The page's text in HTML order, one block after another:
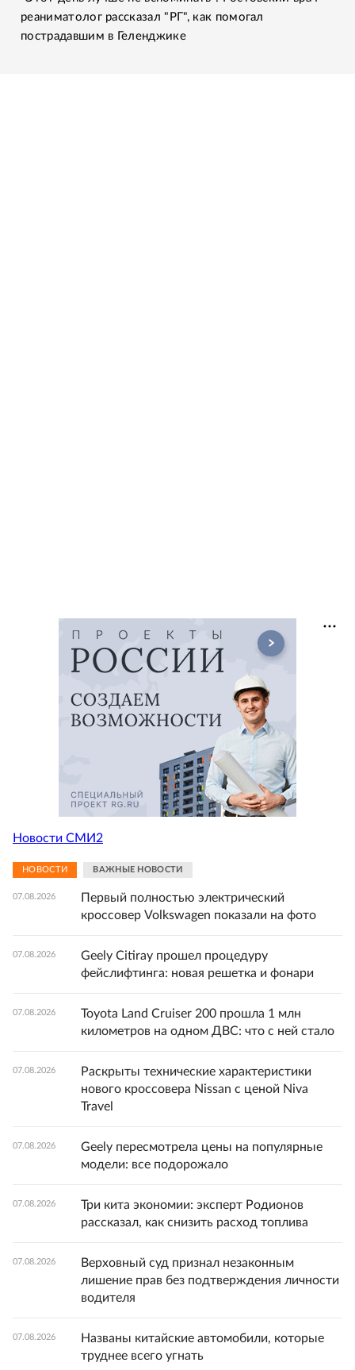
реаниматолог рассказал "РГ", как помогал
пострадавшим в Геленджике
Новости СМИ2
НОВОСТИ ВАЖНЫЕ НОВОСТИ
07.08.2026
Первый полностью электрический
кроссовер Volkswagen показали на фото
07.08.2026
Geely Citiray прошел процедуру
фейслифтинга: новая решетка и фонари
07.08.2026
Toyota Land Cruiser 200 прошла 1 млн
километров на одном ДВС: что с ней стало
07.08.2026
Раскрыты технические характеристики
нового кроссовера Nissan с ценой Niva
Travel
07.08.2026
Geely пересмотрела цены на популярные
модели: все подорожало
07.08.2026
Три кита экономии: эксперт Родионов
рассказал, как снизить расход топлива
07.08.2026
Верховный суд признал незаконным
лишение прав без подтверждения личности
водителя
07.08.2026
Названы китайские автомобили, которые
труднее всего угнать